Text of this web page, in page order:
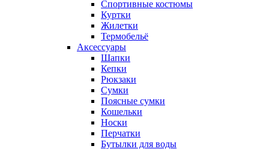
Спортивные костюмы
Куртки
Жилетки
Термобельё
Аксессуары
Шапки
Кепки
Рюкзаки
Сумки
Поясные сумки
Кошельки
Носки
Перчатки
Бутылки для воды